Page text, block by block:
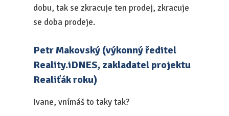
dobu, tak se zkracuje ten prodej, zkracuje
se doba prodeje.
Petr Makovský (výkonný ředitel
Reality.iDNES, zakladatel projektu
Realiťák roku)
Ivane, vnímáš to taky tak?